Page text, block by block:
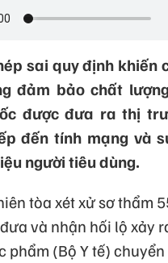
sai quy định khiến
đảm bảo chất
được đưa ra thị
đến tính mạng và
người tiêu dùng.
tòa xét xử sơ thẩm
và nhận hối lộ xảy
phẩm (Bộ Y tế)